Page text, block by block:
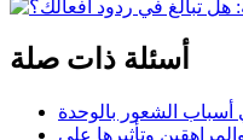
أسئلة ذات صلة
أسباب الشعور بالوحدة
وتأثيرها على